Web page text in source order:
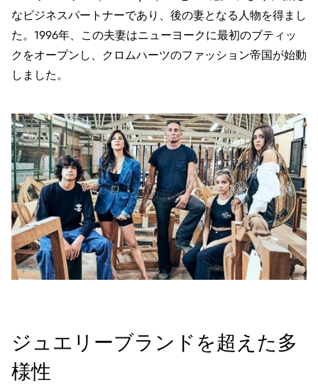
なビジネスパートナーであり、後の妻となる人物を得まし
た。1996年、この夫妻はニューヨークに最初のブティッ
クをオープンし、クロムハーツのファッション帝国が始動
しました。
ジュエリーブランドを超えた多
様性